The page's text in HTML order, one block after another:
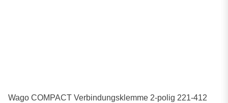
Wago COMPACT Verbindungsklemme 2-polig 221-412